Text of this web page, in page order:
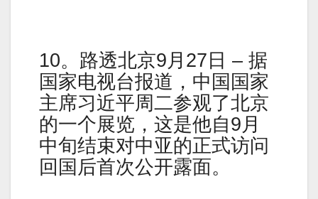
10。路透北京9月27日 – 据
国家电视台报道，中国国家
主席习近平周二参观了北京
的一个展览，这是他自9月
中旬结束对中亚的正式访问
回国后首次公开露面。